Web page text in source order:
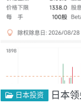
日本投资 日本领